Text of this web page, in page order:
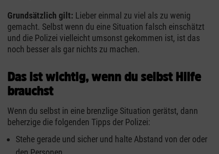
Grundsätzlich gilt: Lieber einmal zu viel als zu wenig
gemacht. Selbst wenn du eine Situation falsch einschätzt
und die Polizei vielleicht umsonst gekommen ist, ist das
noch besser als gar nichts zu machen.
Das ist wichtig, wenn du selbst Hilfe
brauchst
Wenn du selbst in eine brenzlige Situation gerätst, dann
beherzige die folgenden Tipps der Polizei:
Stehe gerade und sicher und halte Abstand von der oder